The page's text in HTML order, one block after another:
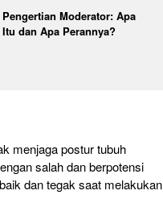
Pengertian Moderator: Apa
Itu dan Apa Perannya?
menjaga postur tubuh
salah dan berpotensi
dan tegak saat melakukan